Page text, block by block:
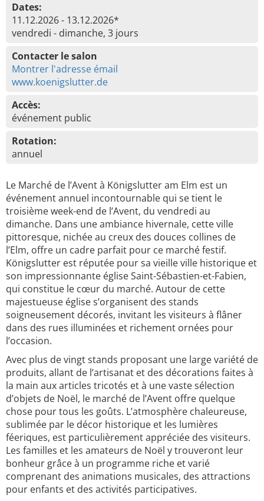
Dates:
11.12.2026 - 13.12.2026*
vendredi - dimanche, 3 jours
Contacter le salon
Montrer l'adresse émail
www.koenigslutter.de
Accès:
événement public
Rotation:
annuel
Le Marché de l’Avent à Königslutter am Elm est un
événement annuel incontournable qui se tient le
troisième week-end de l’Avent, du vendredi au
dimanche. Dans une ambiance hivernale, cette ville
pittoresque, nichée au creux des douces collines de
l’Elm, offre un cadre parfait pour ce marché festif.
Königslutter est réputée pour sa vieille ville historique et
son impressionnante église Saint-Sébastien-et-Fabien,
qui constitue le cœur du marché. Autour de cette
majestueuse église s’organisent des stands
soigneusement décorés, invitant les visiteurs à flâner
dans des rues illuminées et richement ornées pour
l’occasion.
Avec plus de vingt stands proposant une large variété de
produits, allant de l’artisanat et des décorations faites à
la main aux articles tricotés et à une vaste sélection
d’objets de Noël, le marché de l’Avent offre quelque
chose pour tous les goûts. L’atmosphère chaleureuse,
sublimée par le décor historique et les lumières
féeriques, est particulièrement appréciée des visiteurs.
Les familles et les amateurs de Noël y trouveront leur
bonheur grâce à un programme riche et varié
comprenant des animations musicales, des attractions
pour enfants et des activités participatives.